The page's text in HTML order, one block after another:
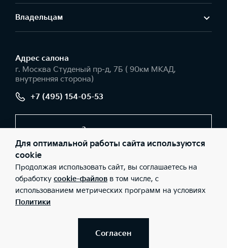
Владельцам
Адрес салонa
г. Москва Студеный пр-д, 7Б ( 90км МКАД,
внутренняя сторона)
+7 (495) 154-05-53
Заказать звонок
© 2026 Юридические лица ООО «АГ ИРБИС» (Фактический
адрес: г. Москва Студеный пр-д, 7Б ( 90км МКАД, внутренняя
сторона); Телефон: +7 (495) 154-05-53; ИНН: 9729033931; ОГРН:
5167746242373), ООО «Киа Россия и СНГ» (Фактический адрес:
г.Москва, Валовая 26; Телефон: 8 800 301 08 80; ИНН:
7728674093; ОГРН: 5087746291760) ведут деятельность на
Информация о соответствующих моделях и комплектациях и их
наличии, ценах, возможных выгодах и условиях приобретения
Для оптимальной работы сайта используются
cookie
Продолжая использовать сайт, вы соглашаетесь на
обработку cookie-файлов в том числе, с
использованием метрических программ на условиях
Политики
Согласен